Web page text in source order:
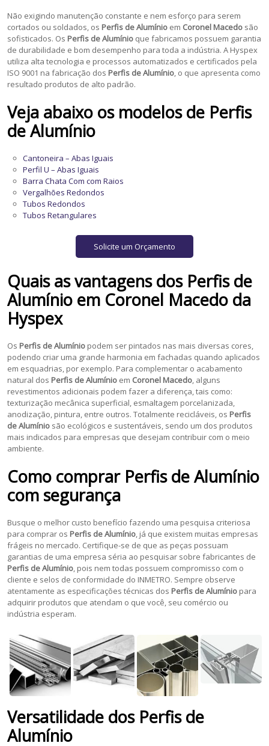
Não exigindo manutenção constante e nem esforço para serem
cortados ou soldados, os Perfis de Alumínio em Coronel Macedo são
sofisticados. Os Perfis de Alumínio que fabricamos possuem garantia
de durabilidade e bom desempenho para toda a indústria. A Hyspex
utiliza alta tecnologia e processos automatizados e certificados pela
ISO 9001 na fabricação dos Perfis de Alumínio, o que apresenta como
resultado produtos de alto padrão.
Veja abaixo os modelos de Perfis
de Alumínio
Cantoneira – Abas Iguais
Perfil U – Abas Iguais
Barra Chata Com com Raios
Vergalhões Redondos
Tubos Redondos
Tubos Retangulares
Solicite um Orçamento
Quais as vantagens dos Perfis de
Alumínio em Coronel Macedo da
Hyspex
Os Perfis de Alumínio podem ser pintados nas mais diversas cores,
podendo criar uma grande harmonia em fachadas quando aplicados
em esquadrias, por exemplo. Para complementar o acabamento
natural dos Perfis de Alumínio em Coronel Macedo, alguns
revestimentos adicionais podem fazer a diferença, tais como:
texturização mecânica superficial, esmaltagem porcelanizada,
anodização, pintura, entre outros. Totalmente recicláveis, os Perfis
de Alumínio são ecológicos e sustentáveis, sendo um dos produtos
mais indicados para empresas que desejam contribuir com o meio
ambiente.
Como comprar Perfis de Alumínio
com segurança
Busque o melhor custo benefício fazendo uma pesquisa criteriosa
para comprar os Perfis de Alumínio, já que existem muitas empresas
frágeis no mercado. Certifique-se de que as peças possuam
garantias de uma empresa séria ao pesquisar sobre fabricantes de
Perfis de Alumínio, pois nem todas possuem compromisso com o
cliente e selos de conformidade do INMETRO. Sempre observe
atentamente as especificações técnicas dos Perfis de Alumínio para
adquirir produtos que atendam o que você, seu comércio ou
indústria esperam.
Versatilidade dos Perfis de
Alumínio